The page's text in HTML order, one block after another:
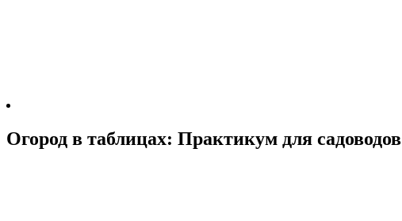
Огород в таблицах: Практикум для садоводов